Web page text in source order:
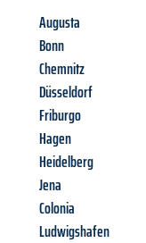
Augusta
Bonn
Chemnitz
Düsseldorf
Friburgo
Hagen
Heidelberg
Jena
Colonia
Ludwigshafen